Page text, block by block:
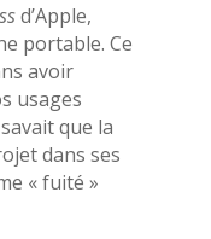
d’Apple,
portable. Ce
avoir
usages
que la
dans ses
« fuité »